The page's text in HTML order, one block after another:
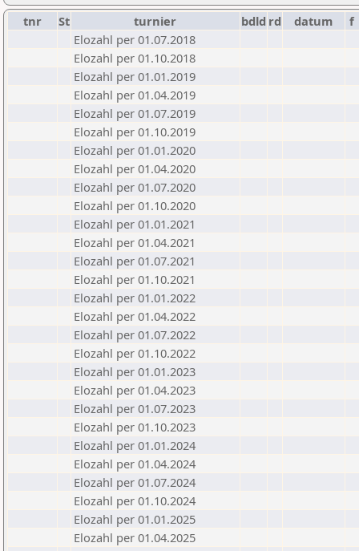
tnr St turnier bdld rd datum
f
Elozahl per 01.07.2018
Elozahl per 01.10.2018
Elozahl per 01.01.2019
Elozahl per 01.04.2019
Elozahl per 01.07.2019
Elozahl per 01.10.2019
Elozahl per 01.01.2020
Elozahl per 01.04.2020
Elozahl per 01.07.2020
Elozahl per 01.10.2020
Elozahl per 01.01.2021
Elozahl per 01.04.2021
Elozahl per 01.07.2021
Elozahl per 01.10.2021
Elozahl per 01.01.2022
Elozahl per 01.04.2022
Elozahl per 01.07.2022
Elozahl per 01.10.2022
Elozahl per 01.01.2023
Elozahl per 01.04.2023
Elozahl per 01.07.2023
Elozahl per 01.10.2023
Elozahl per 01.01.2024
Elozahl per 01.04.2024
Elozahl per 01.07.2024
Elozahl per 01.10.2024
Elozahl per 01.01.2025
Elozahl per 01.04.2025